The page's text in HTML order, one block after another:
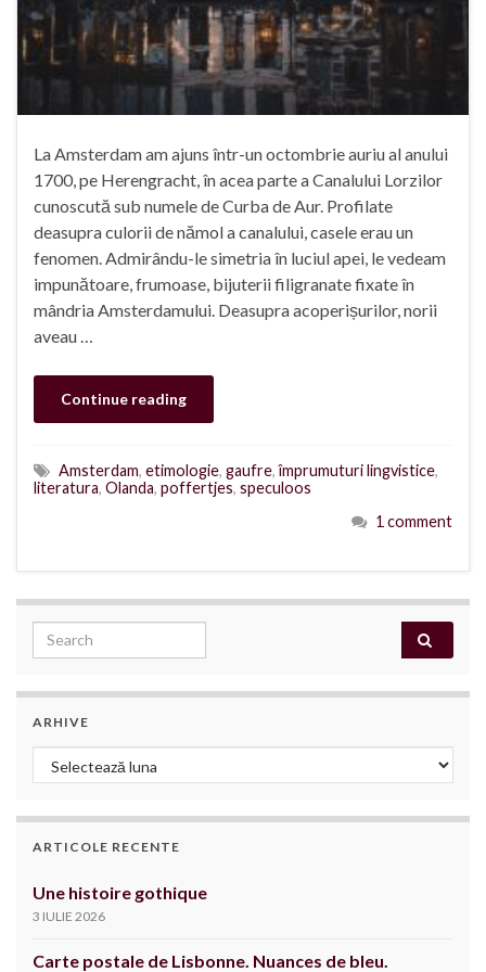
La Amsterdam am ajuns într-un octombrie auriu al anului
1700, pe Herengracht, în acea parte a Canalului Lorzilor
cunoscută sub numele de Curba de Aur. Profilate
deasupra culorii de nămol a canalului, casele erau un
fenomen. Admirându-le simetria în luciul apei, le vedeam
impunătoare, frumoase, bijuterii filigranate fixate în
mândria Amsterdamului. Deasupra acoperișurilor, norii
aveau …
Continue reading
Amsterdam, etimologie, gaufre,împrumuturi lingvistice,
literatura, Olanda, poffertjes, speculoos
1 comment
Search for:
ARHIVE
Arhive
ARTICOLE RECENTE
Une histoire gothique
3 IULIE 2026
Carte postale de Lisbonne. Nuances de bleu.